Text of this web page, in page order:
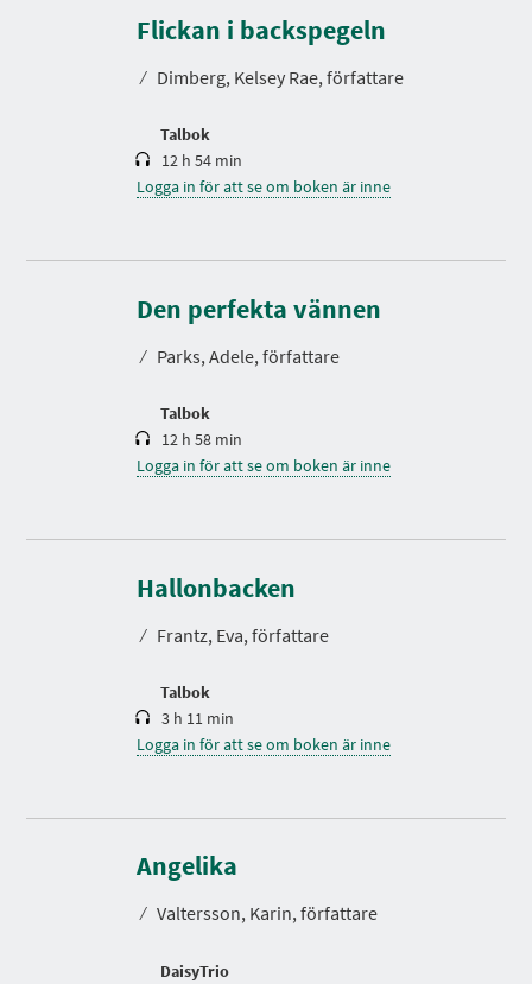
Flickan i backspegeln
⁄ Dimberg, Kelsey Rae, författare
Talbok
e
l
i
12 h 54 min
Logga in för att se om boken är inne
Den perfekta vännen
⁄ Parks, Adele, författare
Talbok
S
e
l
i
12 h 58 min
Logga in för att se om boken är inne
Hallonbacken
⁄ Frantz, Eva, författare
Talbok
S
e
l
i
3 h 11 min
Logga in för att se om boken är inne
Angelika
⁄ Valtersson, Karin, författare
DaisyTrio
S
e
l
i